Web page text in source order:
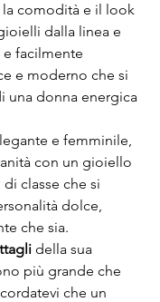
la comodità e il look
dalla linea e
facilmente
e moderno che si
una donna energica
e femminile,
con un gioiello
classe che si
dolce,
che sia.
della sua
più grande che
che un